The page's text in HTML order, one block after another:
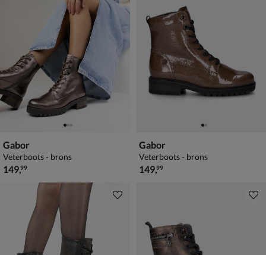
Gabor
Veterboots - brons
€ 149,99
149,99
Gabor
Veterboots - brons
€ 149,99
149,99